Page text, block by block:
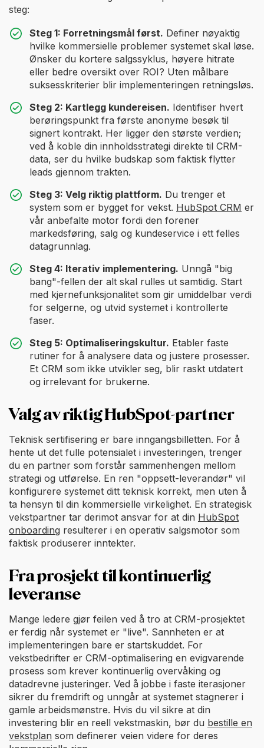
steg:
Steg 1: Forretningsmål først. Definer nøyaktig
hvilke kommersielle problemer systemet skal løse.
Ønsker du kortere salgssyklus, høyere hitrate
eller bedre oversikt over ROI? Uten målbare
suksesskriterier blir implementeringen retningsløs.
Steg 2: Kartlegg kundereisen. Identifiser hvert
berøringspunkt fra første anonyme besøk til
signert kontrakt. Her ligger den største verdien;
ved å koble din innholdsstrategi direkte til CRM-
data, ser du hvilke budskap som faktisk flytter
leads gjennom trakten.
Steg 3: Velg riktig plattform. Du trenger et
system som er bygget for vekst. HubSpot CRM er
vår anbefalte motor fordi den forener
markedsføring, salg og kundeservice i ett felles
datagrunnlag.
Steg 4: Iterativ implementering. Unngå "big
bang"-fellen der alt skal rulles ut samtidig. Start
med kjernefunksjonalitet som gir umiddelbar verdi
for selgerne, og utvid systemet i kontrollerte
faser.
Steg 5: Optimaliseringskultur. Etabler faste
rutiner for å analysere data og justere prosesser.
Et CRM som ikke utvikler seg, blir raskt utdatert
og irrelevant for brukerne.
Valg av riktig HubSpot-partner
Teknisk sertifisering er bare inngangsbilletten. For å
hente ut det fulle potensialet i investeringen, trenger
du en partner som forstår sammenhengen mellom
strategi og utførelse. En ren "oppsett-leverandør" vil
konfigurere systemet ditt teknisk korrekt, men uten å
ta hensyn til din kommersielle virkelighet. En strategisk
vekstpartner tar derimot ansvar for at din HubSpot
onboarding resulterer i en operativ salgsmotor som
faktisk produserer inntekter.
Fra prosjekt til kontinuerlig
leveranse
Mange ledere gjør feilen ved å tro at CRM-prosjektet
er ferdig når systemet er "live". Sannheten er at
implementeringen bare er startskuddet. For
vekstbedrifter er CRM-optimalisering en evigvarende
prosess som krever kontinuerlig overvåking og
datadrevne justeringer. Ved å jobbe i faste iterasjoner
sikrer du fremdrift og unngår at systemet stagnerer i
gamle arbeidsmønstre. Hvis du vil sikre at din
investering blir en reell vekstmaskin, bør du bestille en
vekstplan som definerer veien videre for deres